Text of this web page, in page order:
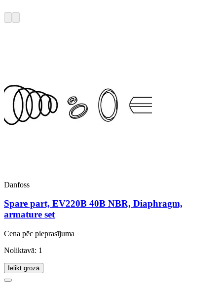
Danfoss
Spare part, EV220B 40B NBR, Diaphragm,
armature set
Cena pēc pieprasījuma
Noliktavā: 1
Ielikt grozā